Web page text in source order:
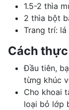
1.5-2 thìa
2 thìa bột
Trang trí:
Cách
Đầu tiên,
từng khúc
Cho khoai
loại bỏ lớp